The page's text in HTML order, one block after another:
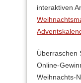
interaktiven
Überraschen
Online-
Weihnachts-